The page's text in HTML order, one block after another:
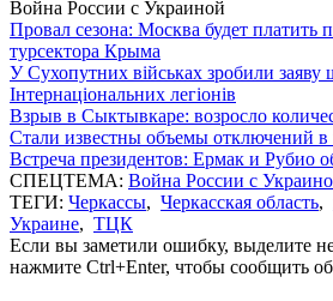
Война России с Украиной
Провал сезона: Москва будет платить
турсектора Крыма
У Сухопутних військах зробили заяву
Інтернаціональних легіонів
Взрыв в Сыктывкаре: возросло
Стали известны объемы отключений в
Встреча президентов: Ермак и Рубио
СПЕЦТЕМА: Война России с
ТЕГИ: Черкассы, Черкасская область,
Украине, ТЦК
Если вы заметили ошибку, выделите
нажмите Ctrl+Enter, чтобы сообщить